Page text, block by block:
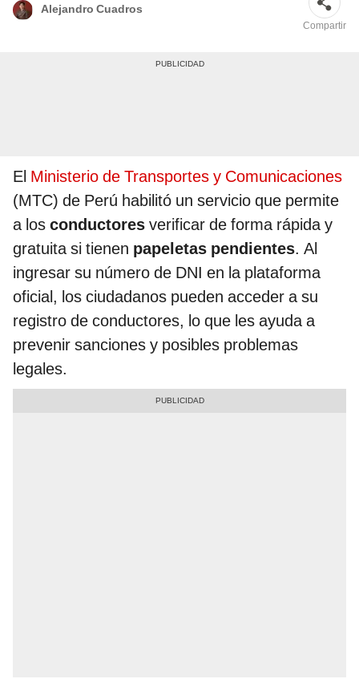
Alejandro Cuadros
Compartir
El Ministerio de Transportes y Comunicaciones
(MTC) de Perú habilitó un servicio que permite
a los conductores verificar de forma rápida y
gratuita si tienen papeletas pendientes. Al
ingresar su número de DNI en la plataforma
oficial, los ciudadanos pueden acceder a su
registro de conductores, lo que les ayuda a
prevenir sanciones y posibles problemas
legales.